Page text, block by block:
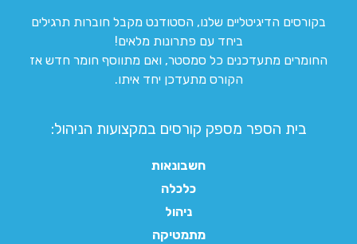
בקורסים הדיגיטליים שלנו, הסטודנט מקבל חוברות תרגילים
ביחד עם פתרונות מלאים!
החומרים מתעדכנים כל סמסטר, ואם מתווסף חומר חדש אז
הקורס מתעדכן יחד איתו.
בית הספר מספק קורסים במקצועות הניהול:
חשבונאות
כלכלה
ניהול
מתמטיקה